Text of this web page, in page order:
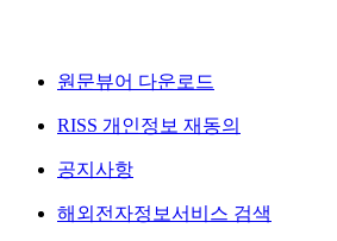
원문뷰어 다운로드
RISS 개인정보 재동의
공지사항
해외전자정보서비스 검색